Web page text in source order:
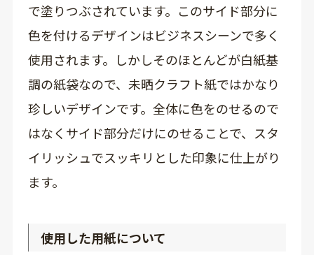
で塗りつぶされています。このサイド部分に
色を付けるデザインはビジネスシーンで多く
使用されます。しかしそのほとんどが白紙基
調の紙袋なので、未晒クラフト紙ではかなり
珍しいデザインです。全体に色をのせるので
はなくサイド部分だけにのせることで、スタ
イリッシュでスッキリとした印象に仕上がり
ます。
使用した用紙について